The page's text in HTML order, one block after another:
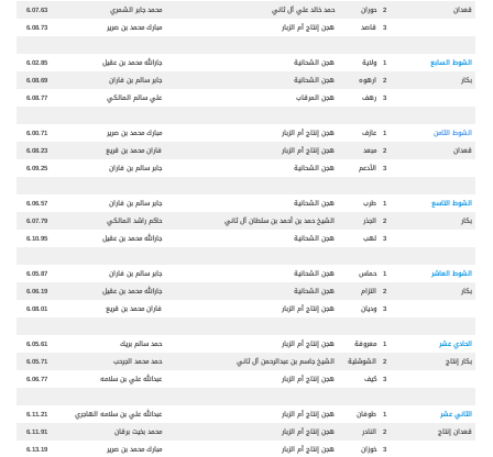
قعدان
2 حوران حمد خالد علي آل ثاني محمد جابر الشمري
6.07.63
3 قاصد هجن إنتاج أم الزبار مبارك محمد بن صرير 6.08.73
الشوط السابع 1 ولاية هجن الشحانية جارالله محمد بن عقيل
6.02.85
بكار
2 ارهوه هجن الشحانية جابر سالم بن فاران
6.08.69
3 رهف هجن المرقاب علي سالم المالكي 6.08.77
الشوط الثامن 1 عازف هجن إنتاج أم الزبار مبارك محمد بن صرير
6.00.71
قعدان
2 مبعد هجن إنتاج أم الزبار فاران محمد بن قريع
6.08.23
3 الأدعم هجن الشحانية جابر سالم بن فاران 6.09.25
الشوط التاسع 1 طرب هجن الشحانية جابر سالم بن فاران
6.06.57
بكار
2 الجذر الشيخ حمد بن أحمد بن سلطان آل ثاني حاكم راشد المالكي
6.07.79
3 لهب هجن الشحانية جارالله محمد بن عقيل 6.10.95
الشوط العاشر 1 حماس هجن الشحانية جابر سالم بن فاران
6.05.87
بكار
2 التزام هجن الشحانية جارالله محمد بن عقيل
6.06.19
3 وديان هجن إنتاج أم الزبار فاران محمد بن قريع 6.08.01
الحادي عشر 1 معروفة هجن إنتاج أم الزبار حمد سالم بريك
6.05.61
بكارإنتاج 2 الشوشلية الشيخ جاسم بن عبدالرحمن آل ثاني حمد محمد الجرحب
6.05.71
3 كيف هجن إنتاج أم الزبار عبدالله علي بن سلامه 6.06.77
الثاني عشر 1 طوفان هجن إنتاج أم الزبار عبدالله علي بن سلامه الهاجري
6.11.21
قعدان إنتاج
2 النادر هجن إنتاج أم الزبار محمد بخيت برقان
6.11.91
3 خوزان هجن إنتاج أم الزبار مبارك محمد بن صرير 6.13.19